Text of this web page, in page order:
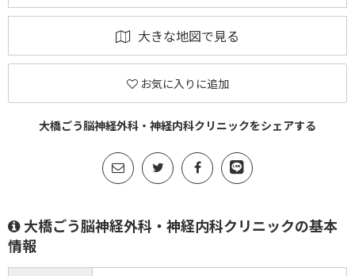
大きな地図で見る
お気に入りに追加
大橋ごう脳神経外科・神経内科クリニックをシェアする
大橋ごう脳神経外科・神経内科クリニックの基本
情報